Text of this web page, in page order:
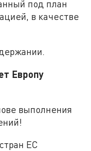
под план
в качестве
Европу
выполнения
ЕС